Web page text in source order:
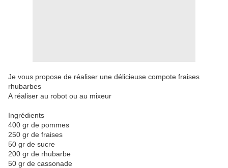
Je vous propose de réaliser une délicieuse compote fraises
rhubarbes
A réaliser au robot ou au mixeur
Ingrédients
400 gr de pommes
250 gr de fraises
50 gr de sucre
200 gr de rhubarbe
50 gr de cassonade